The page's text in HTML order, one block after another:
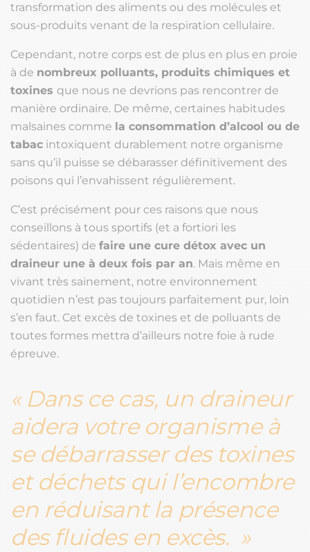
transformation des aliments ou des molécules et
sous-produits venant de la respiration cellulaire.
Cependant, notre corps est de plus en plus en proie
à de nombreux polluants, produits chimiques et
toxines que nous ne devrions pas rencontrer de
manière ordinaire. De même, certaines habitudes
malsaines comme la consommation d’alcool ou de
tabac intoxiquent durablement notre organisme
sans qu’il puisse se débarasser définitivement des
poisons qui l’envahissent régulièrement.
C’est précisément pour ces raisons que nous
conseillons à tous sportifs (et a fortiori les
sédentaires) de faire une cure détox avec un
draineur une à deux fois par an. Mais même en
vivant très sainement, notre environnement
quotidien n’est pas toujours parfaitement pur, loin
s’en faut. Cet excès de toxines et de polluants de
toutes formes mettra d’ailleurs notre foie à rude
épreuve.
Dans ce cas, un draineur
aidera votre organisme à
se débarrasser des toxines
et déchets qui l’encombre
en réduisant la présence
des fluides en excès.